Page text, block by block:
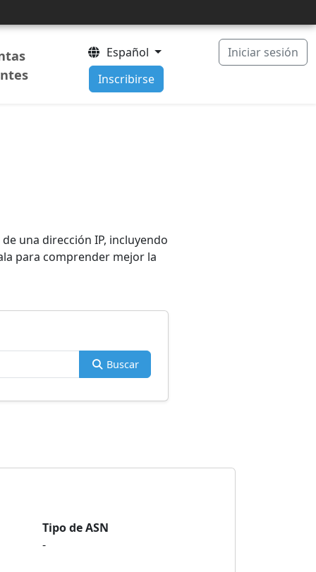
Español
Iniciar sesión
Inscribirse
una dirección IP, incluyendo
para comprender mejor la
Buscar
Tipo de ASN
-